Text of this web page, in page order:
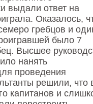
выдали ответ на
Оказалось,
гребцов и
было 7
Высшее
нанять
проведения
решили, что
капитанов и